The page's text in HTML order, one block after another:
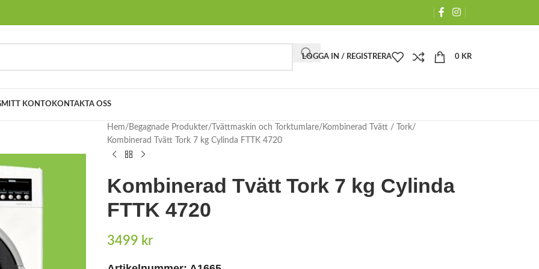
LOGGA IN / REGISTRERA 0 KR
MITT KONTO KONTAKTA OSS
Hem Begagnade Produkter Tvättmaskin och Torktumlare Kombinerad Tvätt / Tork
Kombinerad Tvätt Tork 7 kg Cylinda FTTK 4720
Kombinerad Tvätt Tork 7 kg Cylinda
FTTK 4720
3499 kr